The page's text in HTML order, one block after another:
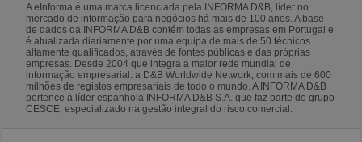
A eInforma é uma marca licenciada pela INFORMA D&B, líder no
mercado de informação para negócios há mais de 100 anos. A base
de dados da INFORMA D&B contém todas as empresas em Portugal e
é atualizada diariamente por uma equipa de mais de 50 técnicos
altamente qualificados, através de fontes públicas e das próprias
empresas. Desde 2004 que integra a maior rede mundial de
informação empresarial: a D&B Worldwide Network, com mais de 600
milhões de registos empresariais de todo o mundo. A INFORMA D&B
pertence à líder espanhola INFORMA D&B S.A. que faz parte do grupo
CESCE, especializado na gestão integral do risco comercial.